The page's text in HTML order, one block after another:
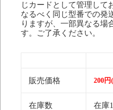
じカードとして管理して
なるべく同じ型番での発
りますが、一部異なる場
す。ご了承ください。
販売価格 200円
在庫数 在庫